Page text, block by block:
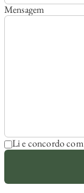
Mensagem
Li e concordo com